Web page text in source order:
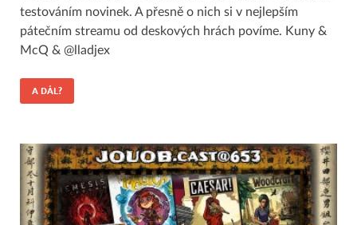
testováním novinek. A přesně o nich si v nejlepším
pátečním streamu od deskových hrách povíme. Kuny &
McQ & @lladjex
A DÁL?